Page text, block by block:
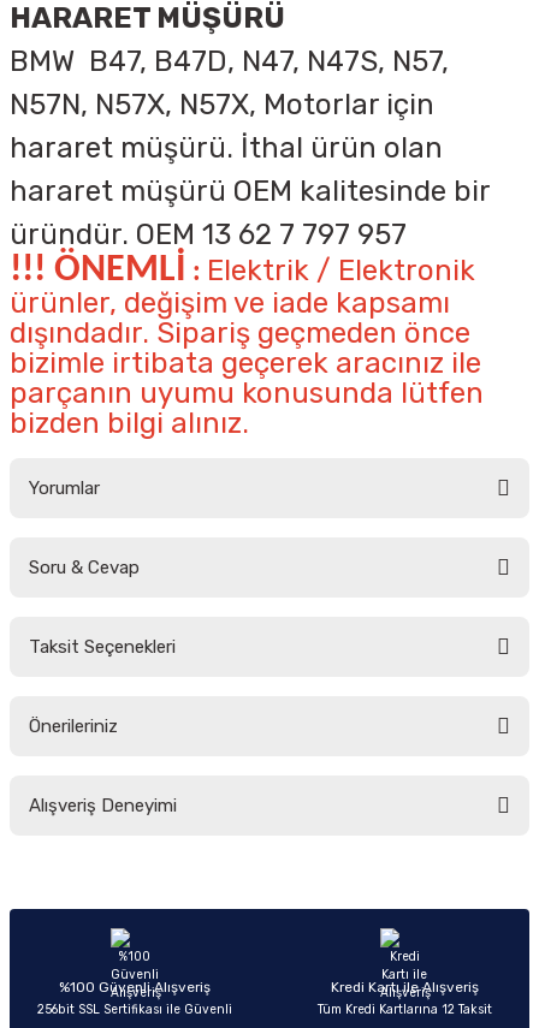
HARARET MÜŞÜRÜ
BMW B47, B47D, N47, N47S, N57,
N57N, N57X, N57X, Motorlar için
hararet müşürü. İthal ürün olan
hararet müşürü OEM kalitesinde bir
üründür. OEM 13 62 7 797 957
!!! ÖNEMLİ : Elektrik / Elektronik
ürünler, değişim ve iade kapsamı
dışındadır. Sipariş geçmeden önce
bizimle irtibata geçerek aracınız ile
parçanın uyumu konusunda lütfen
bizden bilgi alınız.
Yorumlar
Soru & Cevap
Taksit Seçenekleri
Önerileriniz
yetersiz gördüğünüz noktaları öneri formunu kullanarak tarafımıza
Ürün açıklamasında eksik bilgiler bulunuyor.
Ürün bilgilerinde hatalar bulunuyor.
Ürün fiyatı diğer sitelerden daha pahalı.
Alışveriş Deneyimi
Sitemize ilk yorumu siz yapın!
%100 Güvenli Alışveriş
256bit SSL Sertifikası ile Güvenli
Kredi Kartı ile Alışveriş
Tüm Kredi Kartlarına 12 Taksit